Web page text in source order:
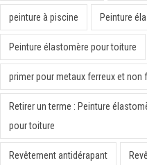
peinture à piscine Peinture
Peinture élastomère pour toiture
primer pour metaux ferreux et non
Retirer un terme : Peinture
pour toiture
Revêtement antidérapant